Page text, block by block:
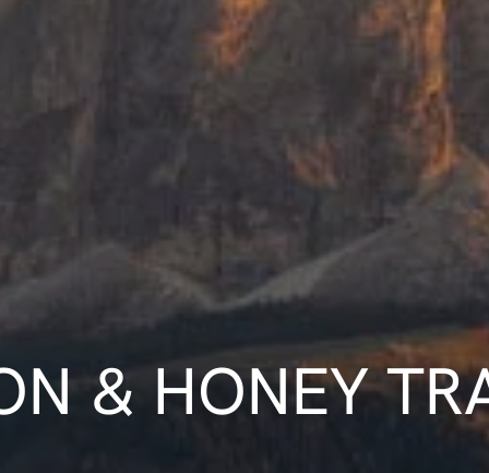
& HONEY